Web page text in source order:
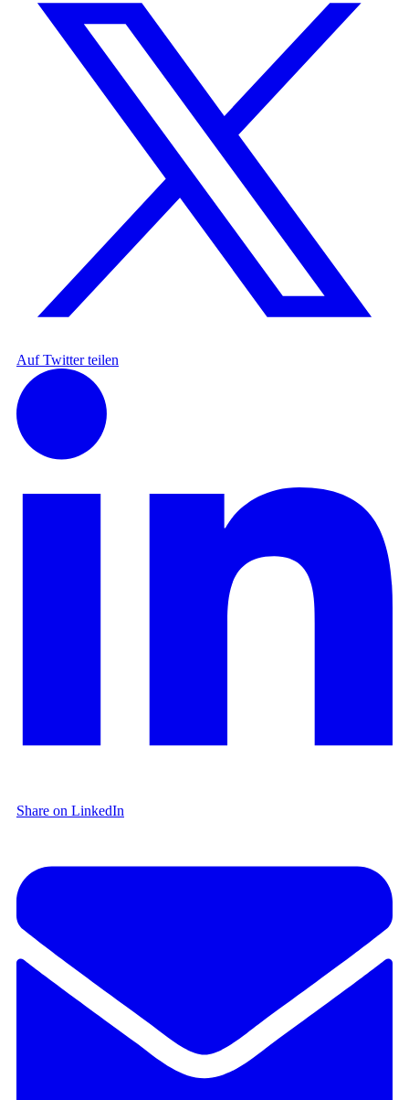
Auf Twitter teilen
Share on LinkedIn